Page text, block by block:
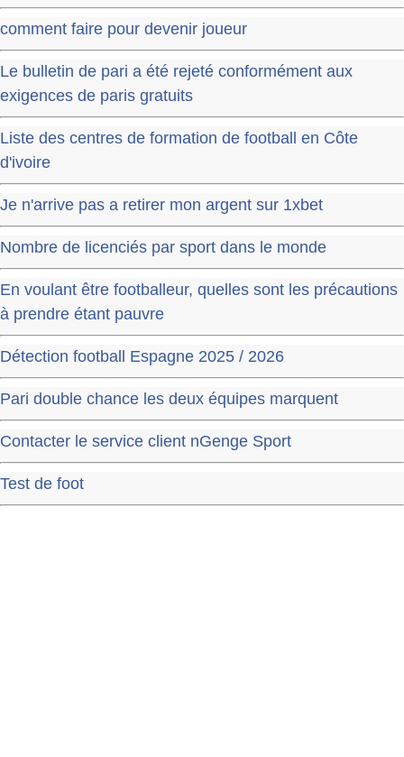
comment faire pour devenir joueur
Le bulletin de pari a été rejeté conformément aux
exigences de paris gratuits
Liste des centres de formation de football en Côte
d'ivoire
Je n'arrive pas a retirer mon argent sur 1xbet
Nombre de licenciés par sport dans le monde
En voulant être footballeur, quelles sont les précautions
à prendre étant pauvre
Détection football Espagne 2025 / 2026
Pari double chance les deux équipes marquent
Contacter le service client nGenge Sport
Test de foot